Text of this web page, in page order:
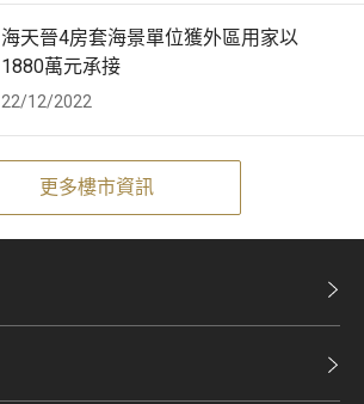
更多樓市資訊
海天晉4房套海景單位獲外區用家以
1880萬元承接
22/12/2022